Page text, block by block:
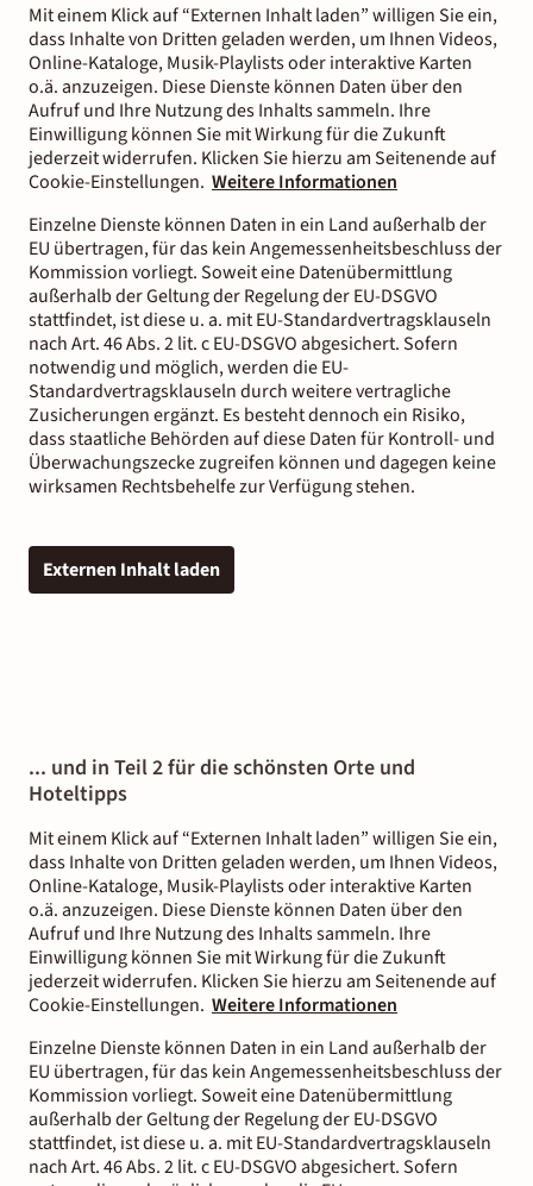
Mit einem Klick auf “Externen Inhalt laden” willigen Sie ein,
dass Inhalte von Dritten geladen werden, um Ihnen Videos,
Online-Kataloge, Musik-Playlists oder interaktive Karten
o.ä. anzuzeigen. Diese Dienste können Daten über den
Aufruf und Ihre Nutzung des Inhalts sammeln. Ihre
Einwilligung können Sie mit Wirkung für die Zukunft
jederzeit widerrufen. Klicken Sie hierzu am Seitenende auf
Cookie-Einstellungen. Weitere Informationen
Einzelne Dienste können Daten in ein Land außerhalb der
EU übertragen, für das kein Angemessenheitsbeschluss der
Kommission vorliegt. Soweit eine Datenübermittlung
außerhalb der Geltung der Regelung der EU-DSGVO
stattfindet, ist diese u. a. mit EU-Standardvertragsklauseln
nach Art. 46 Abs. 2 lit. c EU-DSGVO abgesichert. Sofern
notwendig und möglich, werden die EU-
Standardvertragsklauseln durch weitere vertragliche
Zusicherungen ergänzt. Es besteht dennoch ein Risiko,
dass staatliche Behörden auf diese Daten für Kontroll- und
Überwachungszecke zugreifen können und dagegen keine
wirksamen Rechtsbehelfe zur Verfügung stehen.
Externen Inhalt laden
... und in Teil 2 für die schönsten Orte und
Hoteltipps
Mit einem Klick auf “Externen Inhalt laden” willigen Sie ein,
dass Inhalte von Dritten geladen werden, um Ihnen Videos,
Online-Kataloge, Musik-Playlists oder interaktive Karten
o.ä. anzuzeigen. Diese Dienste können Daten über den
Aufruf und Ihre Nutzung des Inhalts sammeln. Ihre
Einwilligung können Sie mit Wirkung für die Zukunft
jederzeit widerrufen. Klicken Sie hierzu am Seitenende auf
Cookie-Einstellungen. Weitere Informationen
Einzelne Dienste können Daten in ein Land außerhalb der
EU übertragen, für das kein Angemessenheitsbeschluss der
Kommission vorliegt. Soweit eine Datenübermittlung
außerhalb der Geltung der Regelung der EU-DSGVO
stattfindet, ist diese u. a. mit EU-Standardvertragsklauseln
nach Art. 46 Abs. 2 lit. c EU-DSGVO abgesichert. Sofern